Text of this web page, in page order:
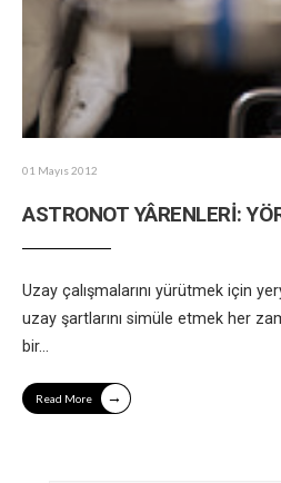
01 Mayıs 2012
ASTRONOT YÂRENLERİ:
Uzay çalışmalarını yürütmek için
uzay şartlarını simüle etmek her
bir...
Read More →